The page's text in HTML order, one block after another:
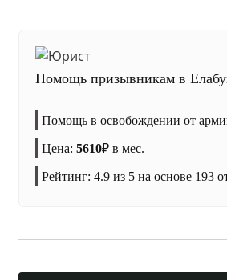
Помощь призывникам в
Помощь в освобождении от
Цена: 5610₽ в мес.
Рейтинг: 4.9 из 5 на основе 193